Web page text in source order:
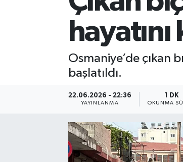
Osmaniye’de çıkan
başlatıldı.
22.06.2026 - 22:36
YAYINLANMA
1 DK
OKUNMA